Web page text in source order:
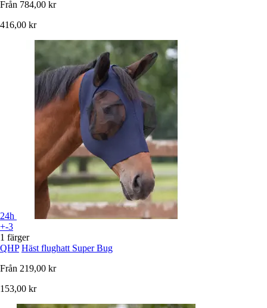
Från 784,00 kr
416,00 kr
24h
+-3
1 färger
QHP Häst flughatt Super Bug
Från 219,00 kr
153,00 kr